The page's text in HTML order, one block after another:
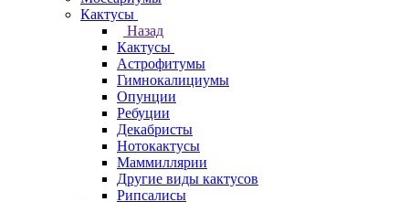
Кактусы
Назад
Кактусы
Астрофитумы
Гимнокалициумы
Опунции
Ребуции
Декабристы
Нотокактусы
Маммиллярии
Другие виды кактусов
Рипсалисы